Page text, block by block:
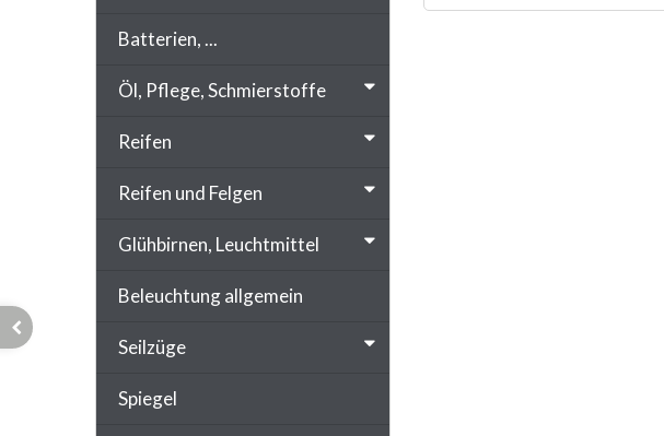
Batterien, ...
Öl, Pflege, Schmierstoffe
Reifen
Reifen und Felgen
Glühbirnen, Leuchtmittel
Beleuchtung allgemein
Seilzüge
Spiegel